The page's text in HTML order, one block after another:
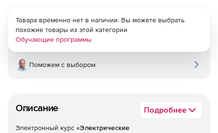
Описание Подробнее
Электронный курс «Электрические
Товара временно нет в наличии. Вы можете выбрать
похожие товары из этой категории
Обучающие программы
Поможем с выбором